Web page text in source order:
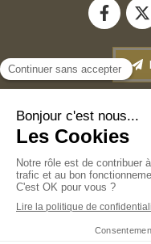
©2022 ANM
informatique. Vente de